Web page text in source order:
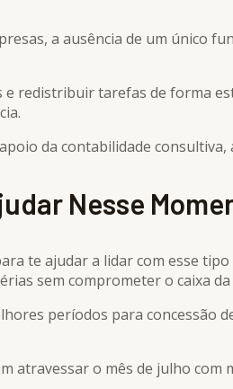
a ausência de um único
redistribuir tarefas de forma
da contabilidade
Nesse
te ajudar a lidar com esse
sem comprometer o caixa da
períodos para concessão
atravessar o mês de julho